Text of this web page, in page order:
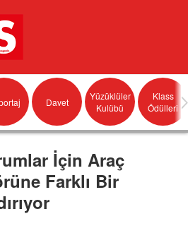
Davet
Yüzüklüler
Kulübü
Klass
Ödülleri
İçin Araç
Farklı Bir